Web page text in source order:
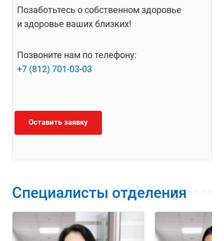
Позаботьтесь о собственном здоровье
и здоровье ваших близких!
Позвоните нам по телефону:
+7 (812) 701-03-03
Оставить заявку
Специалисты отделения